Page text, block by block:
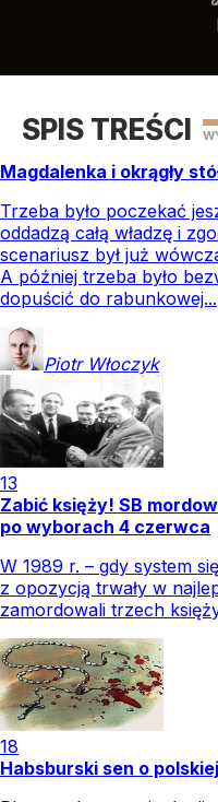
SPIS TREŚCI
Magdalenka i okrągły
Trzeba było poczekać
oddadzą całą władzę i
scenariusz był już
A później trzeba było
dopuścić do rabunkowej...
Piotr Włoczyk
13
Zabić księży! SB
po wyborach 4 czerwca
W 1989 r. – gdy system
z opozycją trwały w
zamordowali trzech
18
Habsburski sen o